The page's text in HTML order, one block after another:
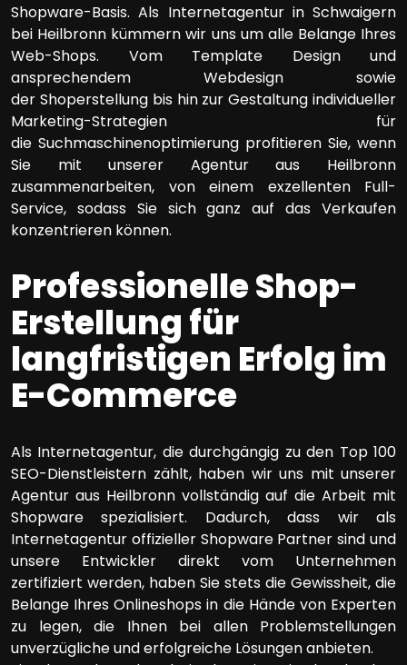
Shopware-Basis. Als Internetagentur in Schwaigern
bei Heilbronn kümmern wir uns um alle Belange Ihres
Web-Shops. Vom Template Design und
ansprechendem Webdesign sowie
der Shoperstellung bis hin zur Gestaltung individueller
Marketing-Strategien für
die Suchmaschinenoptimierung profitieren Sie, wenn
Sie mit unserer Agentur aus Heilbronn
zusammenarbeiten, von einem exzellenten Full-
Service, sodass Sie sich ganz auf das Verkaufen
konzentrieren können.
Professionelle Shop-
Erstellung für
langfristigen Erfolg im
E-Commerce
Als Internetagentur, die durchgängig zu den Top 100
SEO-Dienstleistern zählt, haben wir uns mit unserer
Agentur aus Heilbronn vollständig auf die Arbeit mit
Shopware spezialisiert. Dadurch, dass wir als
Internetagentur offizieller Shopware Partner sind und
unsere Entwickler direkt vom Unternehmen
zertifiziert werden, haben Sie stets die Gewissheit, die
Belange Ihres Onlineshops in die Hände von Experten
zu legen, die Ihnen bei allen Problemstellungen
unverzügliche und erfolgreiche Lösungen anbieten.